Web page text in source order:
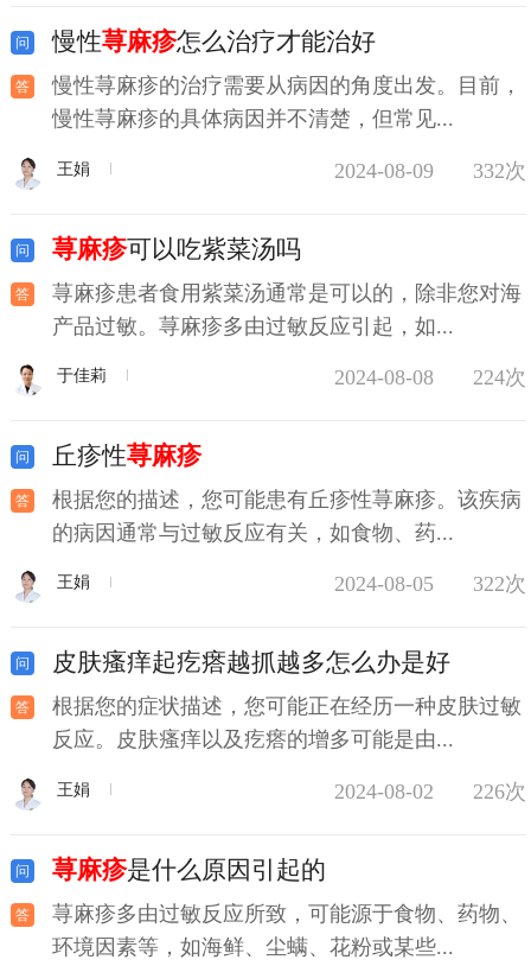
慢性荨麻疹怎么治疗才能治好
慢性荨麻疹的治疗需要从病因的角度出发。目前，
慢性荨麻疹的具体病因并不清楚，但常见...
王娟 2024-08-09 332次
荨麻疹可以吃紫菜汤吗
荨麻疹患者食用紫菜汤通常是可以的，除非您对海
产品过敏。荨麻疹多由过敏反应引起，如...
于佳莉 2024-08-08 224次
丘疹性荨麻疹
根据您的描述，您可能患有丘疹性荨麻疹。该疾病
的病因通常与过敏反应有关，如食物、药...
王娟 2024-08-05 322次
皮肤瘙痒起疙瘩越抓越多怎么办是好
根据您的症状描述，您可能正在经历一种皮肤过敏
反应。皮肤瘙痒以及疙瘩的增多可能是由...
王娟 2024-08-02 226次
荨麻疹是什么原因引起的
荨麻疹多由过敏反应所致，可能源于食物、药物、
环境因素等，如海鲜、尘螨、花粉或某些...